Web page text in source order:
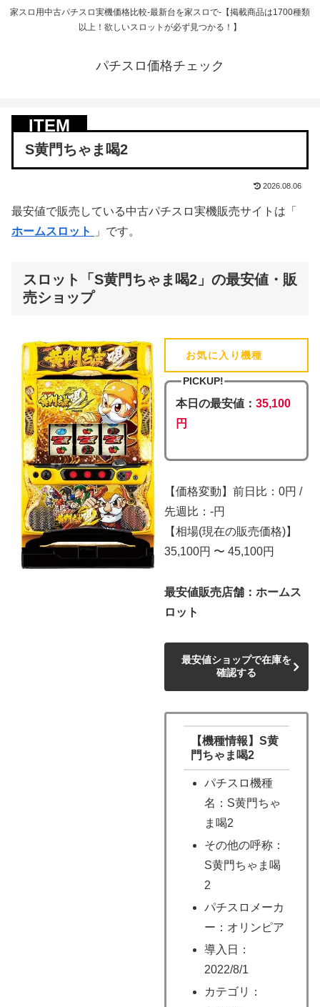
家スロ用中古パチスロ実機価格比較-最新台を家スロで-【掲載商品は1700種類
以上！欲しいスロットが必ず見つかる！】
パチスロ価格チェック
S黄門ちゃま喝2
2026.08.06
最安値で販売している中古パチスロ実機販売サイトは「
ホームスロット
」です。
スロット「S黄門ちゃま喝2」の最安値・販
売ショップ
お気に入り機種
PICKUP!
本日の最安値： 35,100
円
【価格変動】前日比：0円 /
先週比：-円
【相場(現在の販売価格)】
35,100円 〜 45,100円
最安値販売店舗：ホームス
ロット
最安値ショップで在庫を
確認する
【機種情報】S黄
門ちゃま喝2
パチスロ機種
名：S黄門ちゃ
ま喝2
その他の呼称：
S黄門ちゃま喝
2
パチスロメーカ
ー：オリンピア
導入日：
2022/8/1
カテゴリ：